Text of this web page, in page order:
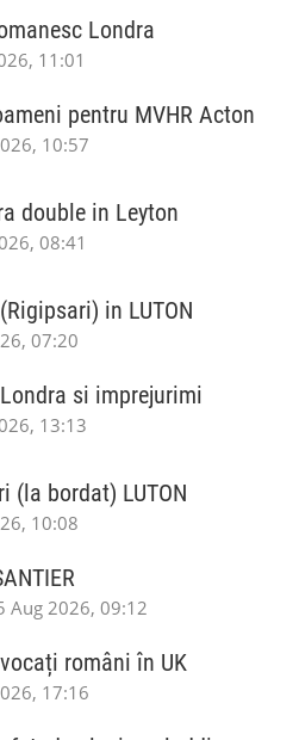
Londra
11:01
pentru MVHR Acton
10:57
double in Leyton
08:41
in LUTON
07:20
si imprejurimi
13:13
(la bordat) LUTON
10:08
Aug 2026, 09:12
români în UK
17:16